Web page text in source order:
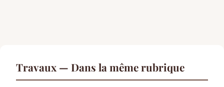
Travaux — Dans la même rubrique